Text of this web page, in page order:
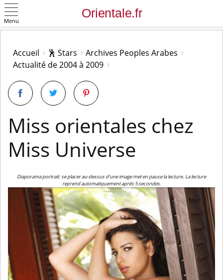
Menu
Accueil 🕺 Stars
Archives Peoples Arabes
Actualité de 2004 à 2009
Miss orientales chez
Miss Universe
Diaporama portrait: se placer au-dessus d'une image met en pause la lecture. La lecture
reprend automatiquement après 5 secondes.